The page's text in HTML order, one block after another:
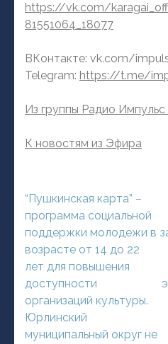
https://vk.com/
81551064_18077
ВКонтакте: vk.com/
Telegram: https://t.me/
Из группы Радио
К новостям из Эфира
Навигация
по
записям
“Пушкинская карта” –
программа социальной
поддержки молодежи в
возрасте от 14 до 22
лет для повышения
доступности
организаций культуры.
Юрлинский
муниципальный округ не